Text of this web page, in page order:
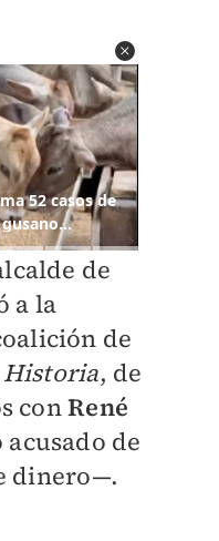
de
a la
de
Historia, de
conRené
de
dinero—.